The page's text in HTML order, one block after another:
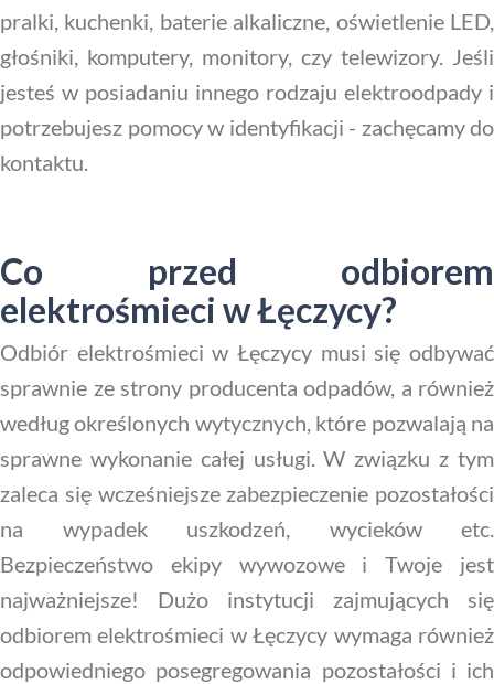
pralki, kuchenki, baterie alkaliczne, oświetlenie LED,
głośniki, komputery, monitory, czy telewizory. Jeśli
jesteś w posiadaniu innego rodzaju elektroodpady i
potrzebujesz pomocy w identyfikacji - zachęcamy do
kontaktu.
Co przed odbiorem
elektrośmieci w Łęczycy?
Odbiór elektrośmieci w Łęczycy musi się odbywać
sprawnie ze strony producenta odpadów, a również
według określonych wytycznych, które pozwalają na
sprawne wykonanie całej usługi. W związku z tym
zaleca się wcześniejsze zabezpieczenie pozostałości
na wypadek uszkodzeń, wycieków etc.
Bezpieczeństwo ekipy wywozowe i Twoje jest
najważniejsze! Dużo instytucji zajmujących się
odbiorem elektrośmieci w Łęczycy wymaga również
odpowiedniego posegregowania pozostałości i ich